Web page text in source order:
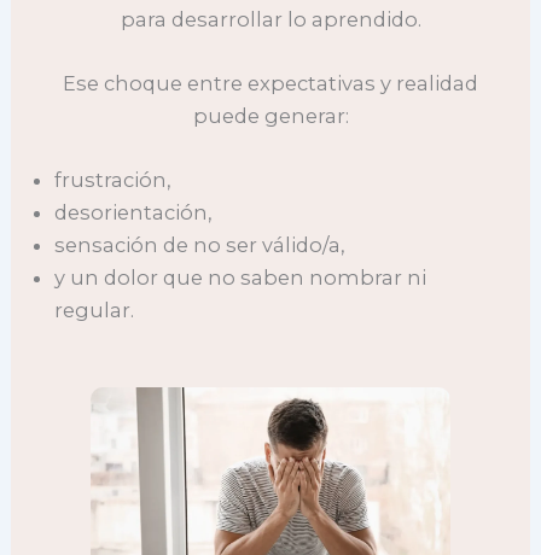
para desarrollar lo aprendido.
Ese choque entre expectativas y realidad
puede generar:
frustración,
desorientación,
sensación de no ser válido/a,
y un dolor que no saben nombrar ni
regular.